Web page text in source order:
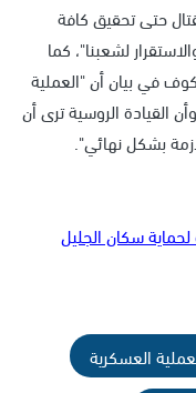
حتى تحقيق كافة
لشعبنا"، كما
في بيان أن "العملية
القيادة الروسية ترى أن
بشكل نهائي".
سكان الجليل
العسكرية